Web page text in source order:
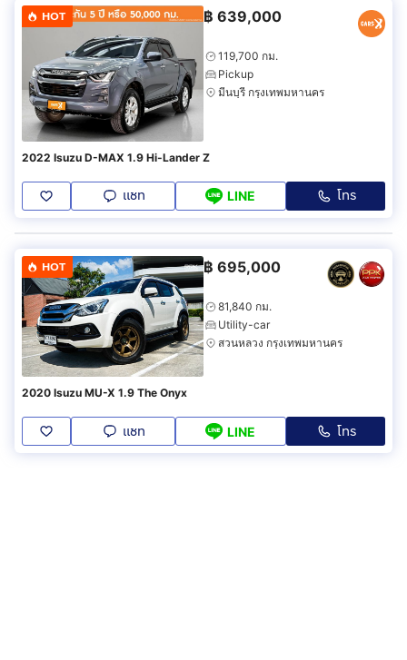
HOT ฿ 639,000
119,700 กม.
Pickup
มีนบุรี กรุงเทพมหานคร
2022 Isuzu D-MAX 1.9 Hi-Lander Z
แชท LINE โทร
HOT ฿ 695,000
81,840 กม.
Utility-car
สวนหลวง กรุงเทพมหานคร
2020 Isuzu MU-X 1.9 The Onyx
แชท LINE โทร